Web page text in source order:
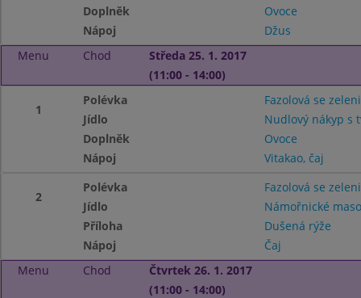
Doplněk
Ovoce
Nápoj
Džus
Menu
Chod
Středa 25. 1. 2017
(11:00 - 14:00)
1
Polévka
Fazolová se
Jídlo
Nudlový nákyp s
Doplněk
Ovoce
Nápoj
Vitakao, čaj
2
Polévka
Fazolová se
Jídlo
Námořnické maso
Příloha
Dušená rýže
Nápoj
Čaj
Menu
Chod
Čtvrtek 26. 1. 2017
(11:00 - 14:00)